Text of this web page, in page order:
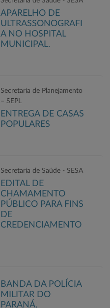
APARELHO DE
ULTRASSONOGRAFI
A NO HOSPITAL
MUNICIPAL.
Secretaria de Planejamento
– SEPL
ENTREGA DE CASAS
POPULARES
Secretaria de Saúde - SESA
EDITAL DE
CHAMAMENTO
PÚBLICO PARA FINS
DE
CREDENCIAMENTO
BANDA DA POLÍCIA
MILITAR DO
PARANÁ.